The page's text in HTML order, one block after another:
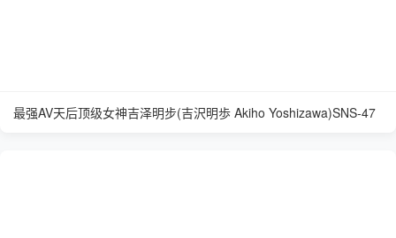
最强AV天后顶级女神吉泽明步(吉沢明歩 Akiho Yoshizawa)SNS-47